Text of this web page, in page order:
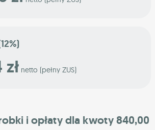
zł netto (pełny ZUS)
i opłaty dla kwoty 840,00